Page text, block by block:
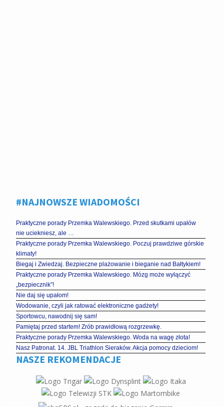
#NAJNOWSZE WIADOMOŚCI
Praktyczne porady Przemka Walewskiego. Przed skutkami upałów
nie uciekniesz, ale …
Praktyczne porady Przemka Walewskiego. Poczuj prawdziwe górskie
klimaty!
Biegaj i Zwiedzaj. Bezpieczne plażowanie i bieganie nad Bałtykiem!
Praktyczne porady Przemka Walewskiego. Mózg może wyłączyć
„bezpiecznik”!
Nie daj się upałom!
Wodowanie, czyli jak ratować elektroniczne gadżety!
Sportowcu, nawodnij się sam!
Pamiętaj przed startem! Zrób prawidłową rozgrzewkę.
Praktyczne porady Przemka Walewskiego. Woda na wagę złota!
Nasz Patronat. 14. JBL Triathlon Sieraków. Akcja pomocy dzieciom!
NASZE REKOMENDACJE